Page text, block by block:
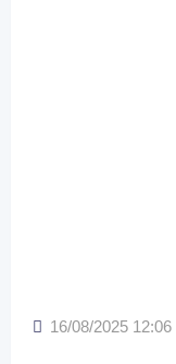
16/08/2025 12:06